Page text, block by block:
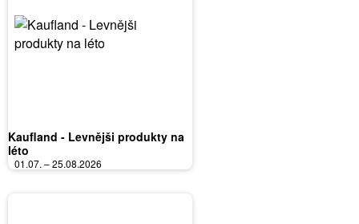
Kaufland - Levnějši produkty na
léto
01.07. – 25.08.2026